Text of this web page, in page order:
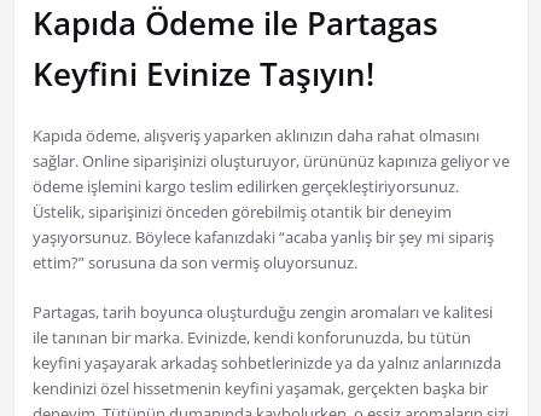
Kapıda Ödeme ile Partagas
Keyfini Evinize Taşıyın!
Kapıda ödeme, alışveriş yaparken aklınızın daha rahat olmasını
sağlar. Online siparişinizi oluşturuyor, ürününüz kapınıza geliyor ve
ödeme işlemini kargo teslim edilirken gerçekleştiriyorsunuz.
Üstelik, siparişinizi önceden görebilmiş otantik bir deneyim
yaşıyorsunuz. Böylece kafanızdaki “acaba yanlış bir şey mi sipariş
ettim?” sorusuna da son vermiş oluyorsunuz.
Partagas, tarih boyunca oluşturduğu zengin aromaları ve kalitesi
ile tanınan bir marka. Evinizde, kendi konforunuzda, bu tütün
keyfini yaşayarak arkadaş sohbetlerinizde ya da yalnız anlarınızda
kendinizi özel hissetmenin keyfini yaşamak, gerçekten başka bir